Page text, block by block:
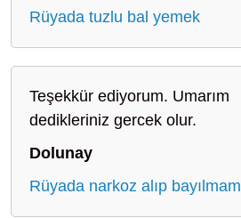
Rüyada tuzlu bal yemek
Teşekkür ediyorum. Umarım
dedikleriniz gercek olur.
Dolunay
Rüyada narkoz alıp